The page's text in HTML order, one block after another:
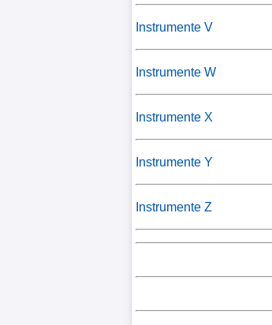
Instrumente V
Instrumente W
Instrumente X
Instrumente Y
Instrumente Z